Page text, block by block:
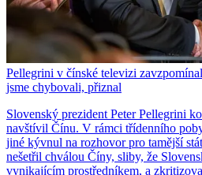
Pellegrini v čínské televizi
jsme chybovali, přiznal
Slovenský prezident Peter Pellegrini
navštívil Čínu. V rámci třídenního
jiné kývnul na rozhovor pro tamější
nešetřil chválou Číny, sliby, že
vynikajícím prostředníkem, a